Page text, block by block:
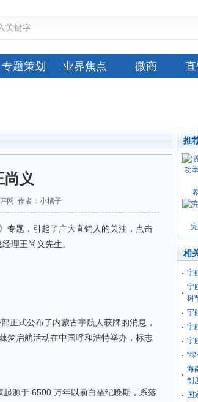
专题策划 业界焦点 微商
尚义
网 作者：小橘子
题，引起了广大直销人的关注，点击
理王尚义先生。
式公布了内蒙古宇航人获牌的消息，
梦启航活动在中国呼和浩特举办，标志
源于 6500 万年以前白垩纪晚期，系落
推
相
宇
宇
树
宇
宇
宇
“
海
制
国